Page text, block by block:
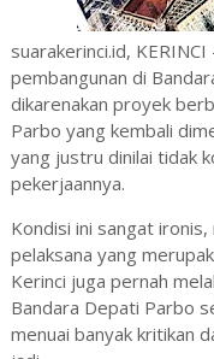
suarakerinci.id,
pembangunan di
dikarenakan proyek
Parbo yang kembali
yang justru dinilai tidak
pekerjaannya.
Kondisi ini sangat
pelaksana yang
Kerinci juga pernah
Bandara Depati Parbo
menuai banyak kritikan